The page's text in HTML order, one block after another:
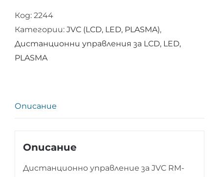
управление
за
JVC
RM-
Код: 2244
Категории: JVC (LCD, LED, PLASMA),
Дистанционни управления за LCD, LED,
PLASMA
Описание
Описание
Дистанционно управление за JVC RM-